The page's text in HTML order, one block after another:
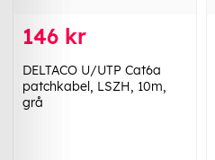
146 kr
DELTACO U/UTP Cat6a
patchkabel, LSZH, 10m,
grå